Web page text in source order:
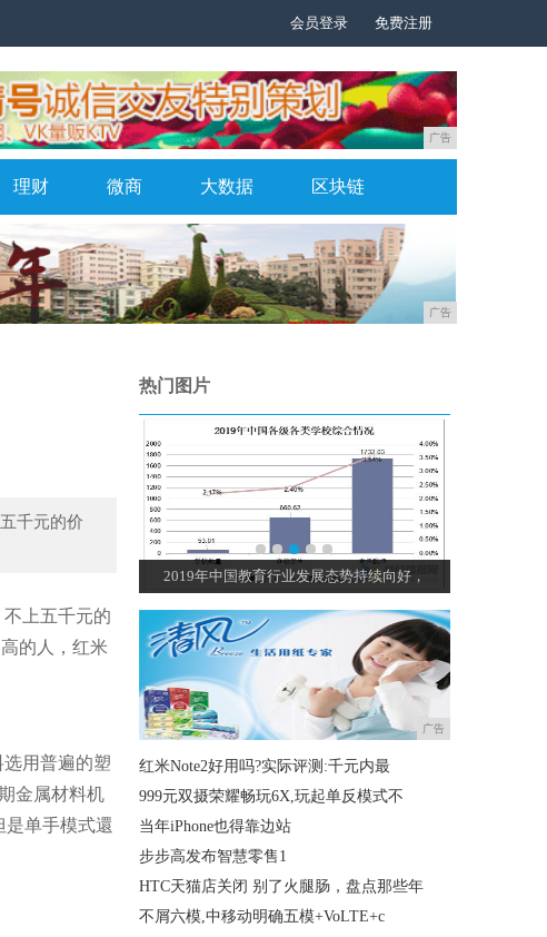
会员登录 免费注册
广告
理财 微商 大数据 区块链
广告
千元的价
上五千元的
的人，红米
用普遍的塑
金属材料机
是单手模式還
热门图片
2019年中国教育行业发展态势持续向好，
广告
红米Note2好用吗?实际评测:千元内最
999元双摄荣耀畅玩6X,玩起单反模式不
当年iPhone也得靠边站
步步高发布智慧零售1
HTC天猫店关闭 别了火腿肠，盘点那些年
不屑六模,中移动明确五模+VoLTE+c